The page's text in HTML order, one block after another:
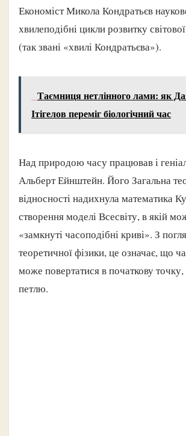
Економіст Микола Кондратьєв
хвилеподібні цикли розвитку
(так звані «хвилі Кондратьєва»).
Таємниця нетлінного лами: як
Ітігелов переміг біологічний час
Над природою часу працював і
Альберт Ейнштейн. Його Загальна
відносності надихнула математика
створення моделі Всесвіту, в якій
«замкнуті часоподібні криві». З
теоретичної фізики, це означає, що
може повертатися в початкову
петлю.